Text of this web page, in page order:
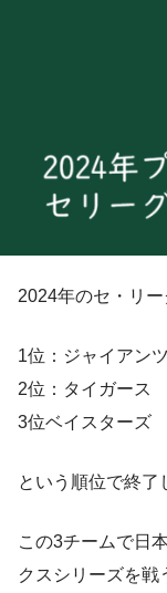
2024年のセ・リー
1位：ジャイアンツ
2位：タイガース
3位ベイスターズ
という順位で終了
この3チームで日
クスシリーズを戦